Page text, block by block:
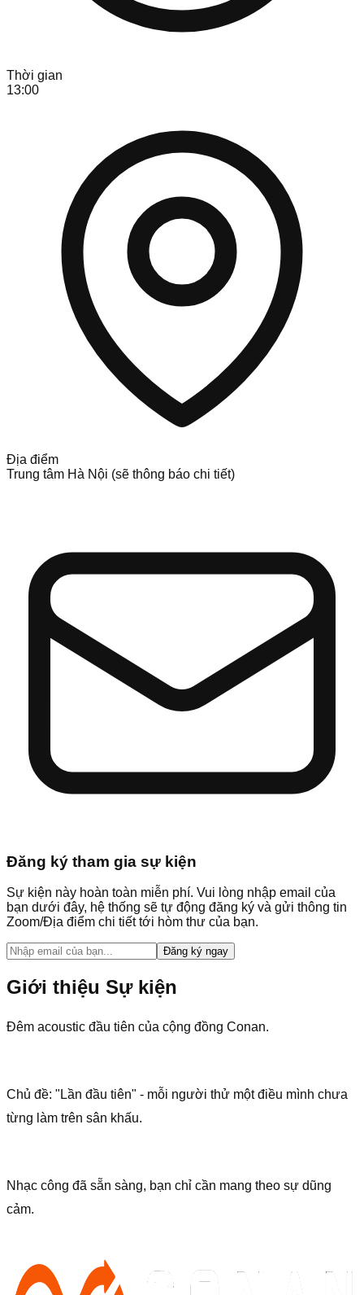
Thời gian
13:00
Địa điểm
Trung tâm Hà Nội (sẽ thông báo chi tiết)
Đăng ký tham gia sự kiện
Sự kiện này hoàn toàn miễn phí. Vui lòng nhập email của
bạn dưới đây, hệ thống sẽ tự động đăng ký và gửi thông tin
Zoom/Địa điểm chi tiết tới hòm thư của bạn.
Đăng ký ngay
Giới thiệu Sự kiện
Đêm acoustic đầu tiên của cộng đồng Conan.
Chủ đề: "Lần đầu tiên" - mỗi người thử một điều mình chưa
từng làm trên sân khấu.
Nhạc công đã sẵn sàng, bạn chỉ cần mang theo sự dũng
cảm.